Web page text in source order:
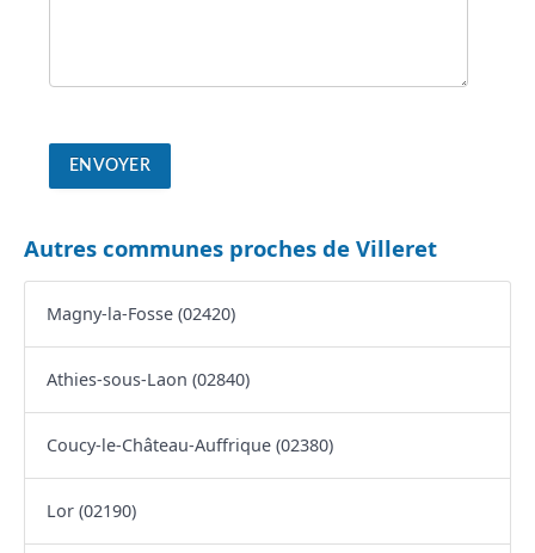
Autres communes proches de Villeret
Magny-la-Fosse (02420)
Athies-sous-Laon (02840)
Coucy-le-Château-Auffrique (02380)
Lor (02190)